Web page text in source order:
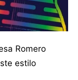
Romero
estilo